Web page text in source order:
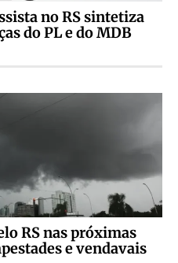
no RS sintetiza
do PL e do MDB
RS nas próximas
e vendavais